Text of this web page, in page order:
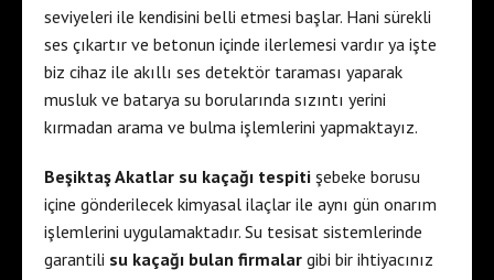
seviyeleri ile kendisini belli etmesi başlar. Hani sürekli
ses çıkartır ve betonun içinde ilerlemesi vardır ya işte
biz cihaz ile akıllı ses detektör taraması yaparak
musluk ve batarya su borularında sızıntı yerini
kırmadan arama ve bulma işlemlerini yapmaktayız.
Beşiktaş Akatlar su kaçağı tespiti şebeke borusu
içine gönderilecek kimyasal ilaçlar ile aynı gün onarım
işlemlerini uygulamaktadır. Su tesisat sistemlerinde
garantili su kaçağı bulan firmalar gibi bir ihtiyacınız